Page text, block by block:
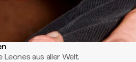
aus aller Welt.